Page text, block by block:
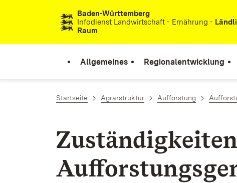
Zum Inhalt springenBaden-Württemberg
Infodienst Landwirtschaft - Ernährung -
Raum
Allgemeines Regionalentwicklung
Startseite Agrarstruktur Aufforstung
Zuständigkeiten